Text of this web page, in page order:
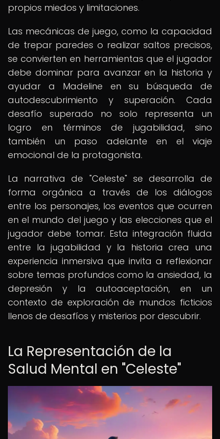
propios miedos y limitaciones.
Las mecánicas de juego, como la capacidad
de trepar paredes o realizar saltos precisos,
se convierten en herramientas que el jugador
debe dominar para avanzar en la historia y
ayudar a Madeline en su búsqueda de
autodescubrimiento y superación. Cada
desafío superado no solo representa un
logro en términos de jugabilidad, sino
también un paso adelante en el viaje
emocional de la protagonista.
La narrativa de "Celeste" se desarrolla de
forma orgánica a través de los diálogos
entre los personajes, los eventos que ocurren
en el mundo del juego y las elecciones que el
jugador debe tomar. Esta integración fluida
entre la jugabilidad y la historia crea una
experiencia inmersiva que invita a reflexionar
sobre temas profundos como la ansiedad, la
depresión y la autoaceptación, en un
contexto de exploración de mundos ficticios
llenos de desafíos y misterios por descubrir.
La Representación de la
Salud Mental en "Celeste"